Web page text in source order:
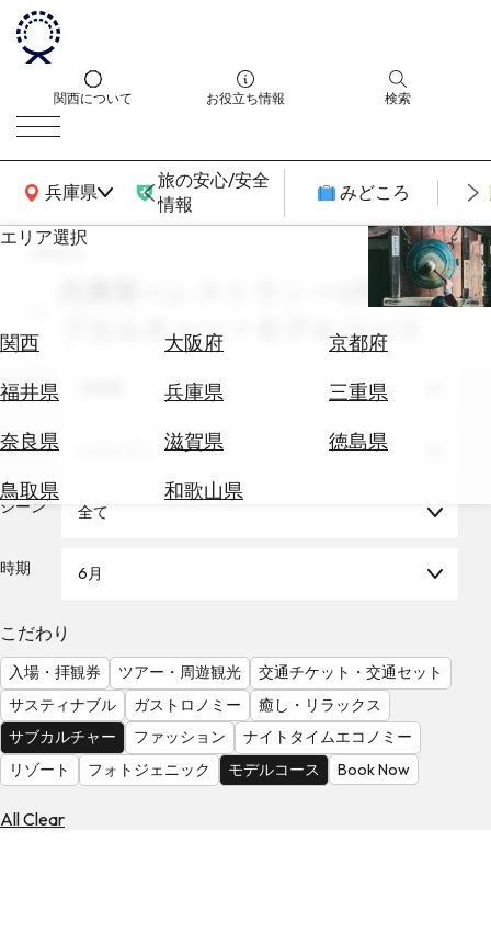
関西について お役立ち情報 検索
兵庫県
関西広域MAP
旅の安心/安全
情報
みどころ
エリア選択
関西 大阪府
京都府
福井県
兵庫県
三重県
奈良県
滋賀県
徳島県
鳥取県
和歌山県
エ
券
テ
を
る
気
を
見
る
search
兵庫県 × レストラン × 6月 × サ
ブカルチャー × モデルコース
エリア
テーマ
シーン 全て
時期 6月
こだわり
入場・拝観券 ツアー・周遊観光
交通チケット・交通セット
サスティナブル
ガストロノミー
癒し・リラックス
サブカルチャー
ファッション
ナイトタイムエコノミー
リゾート
フォトジェニック モデルコース Book Now
All Clear